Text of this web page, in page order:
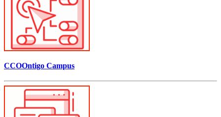
CCOOntigo Campus